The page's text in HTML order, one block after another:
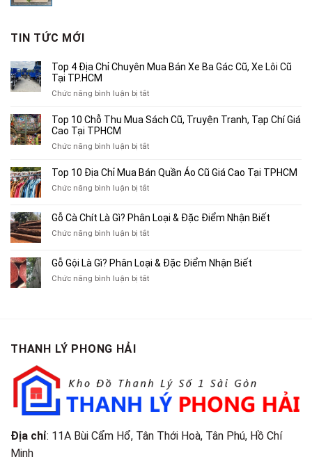
TIN TỨC MỚI
Top 4 Địa Chỉ Chuyên Mua Bán Xe Ba Gác Cũ, Xe Lôi Cũ
Tại TP.HCM
Chức năng bình luận bị tắtở
4
Chuyên
Bán
Xe
Cũ,
Xe
Cũ
TP.HCM
Top 10 Chỗ Thu Mua Sách Cũ, Truyện Tranh, Tạp Chí Giá
Cao Tại TPHCM
Chức năng bình luận bị tắtở
10
Thu
Sách
Tạp
Chí
Top 10 Địa Chỉ Mua Bán Quần Áo Cũ Giá Cao Tại TPHCM
Chức năng bình luận bị tắtở
Địa
Chỉ
Bán
Áo
Gỗ Cà Chít Là Gì? Phân Loại & Đặc Điểm Nhận Biết
Chức năng bình luận bị tắtở
Chít
Là
Gỗ Gội Là Gì? Phân Loại & Đặc Điểm Nhận Biết
Chức năng bình luận bị tắtở
Điểm
Nhận
Biết
THANH LÝ PHONG HẢI
Địa chỉ: 11A Bùi Cẩm Hổ, Tân Thới Hoà, Tân Phú, Hồ Chí
Minh